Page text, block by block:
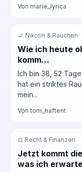
Von marie_lyrica
🚬 Nikotin & Rauchen
Wie ich heute
komm…
Ich bin 38, 52
hat ein striktes
mein...
Von tom_haftent
⚖️ Recht & Finanzen
Jetzt kommt
was ich